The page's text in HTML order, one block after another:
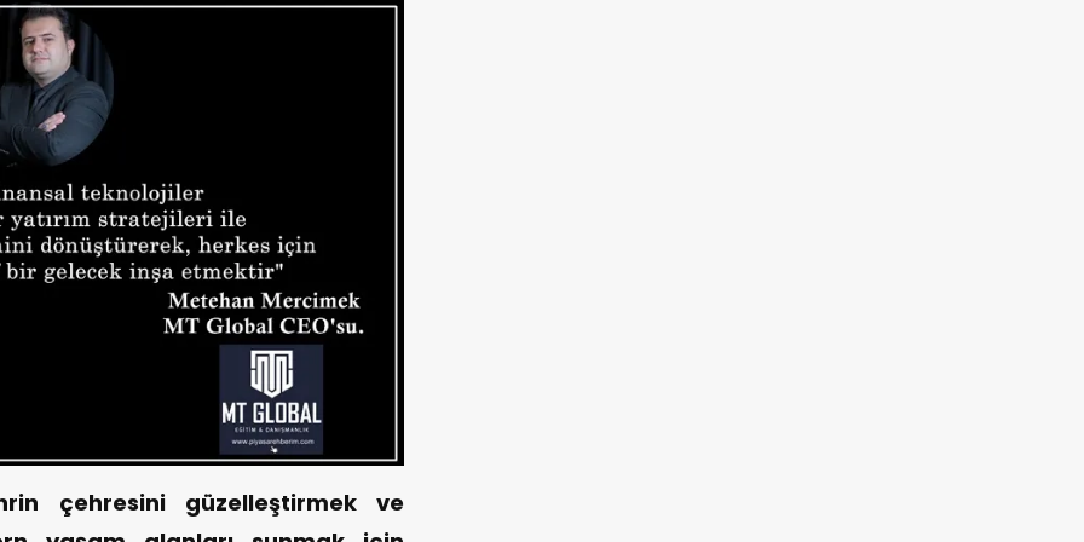
çehresini güzelleştirmek ve